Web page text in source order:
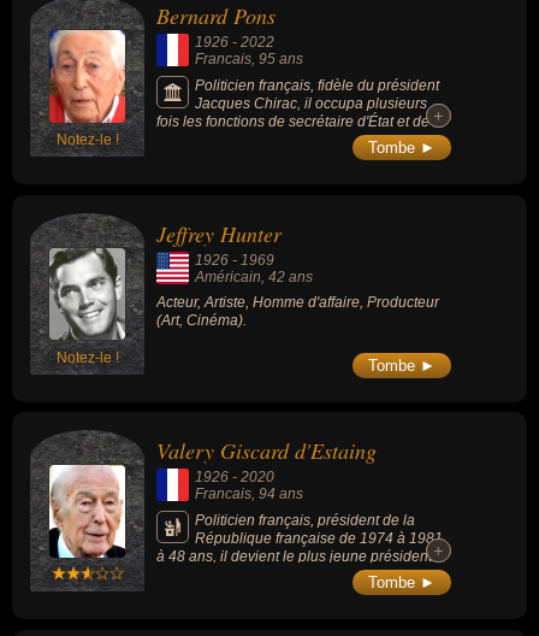
Notez-le !
Bernard Pons
1926 - 2022
Francais, 95 ans
Politicien français, fidèle du président
Jacques Chirac, il occupa plusieurs
fois les fonctions de secrétaire d'État et de +
+
Tombe ►
Notez-le !
Jeffrey Hunter
1926 - 1969
Américain, 42 ans
Acteur, Artiste, Homme d'affaire, Producteur
(Art, Cinéma).
Tombe ►
Valery Giscard d'Estaing
1926 - 2020
Francais, 94 ans
Politicien français, président de la
République française de 1974 à 1981
à 48 ans, il devient le plus jeune président
de la République depuis 1895. Prônant une
« société libérale avancée », il fait voter
+
+
Tombe ►